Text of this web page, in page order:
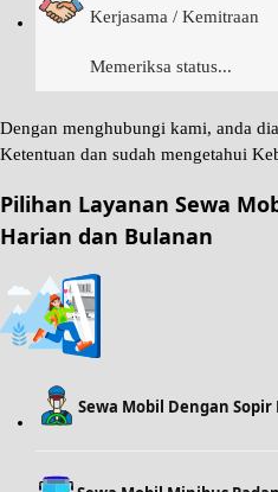
Kerjasama / Kemitraan
Memeriksa status...
Dengan menghubungi kami, anda
Ketentuan dan sudah mengetahui
Pilihan Layanan Sewa
Harian dan Bulanan
Sewa Mobil Dengan Sopir